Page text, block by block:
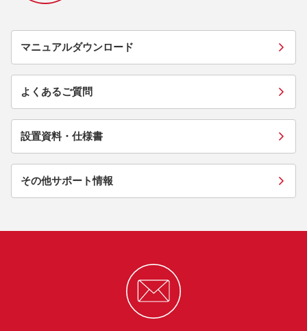
マニュアルダウンロード
よくあるご質問
設置資料・仕様書
その他サポート情報